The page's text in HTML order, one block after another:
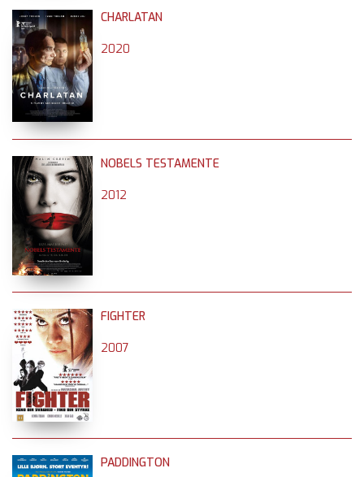
CHARLATAN
2020
NOBELS TESTAMENTE
2012
FIGHTER
2007
PADDINGTON